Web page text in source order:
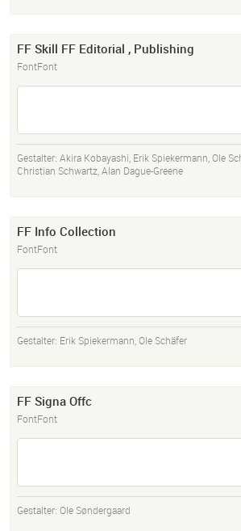
FF Skill FF Editorial , Publishing
FontFont
Gestalter: Akira Kobayashi, Erik Spiekermann,Ole
Christian Schwartz,Alan Dague-Greene
FF Info Collection
FontFont
Gestalter: Erik Spiekermann,Ole Schäfer
FF Signa Offc
FontFont
Gestalter: Ole Søndergaard